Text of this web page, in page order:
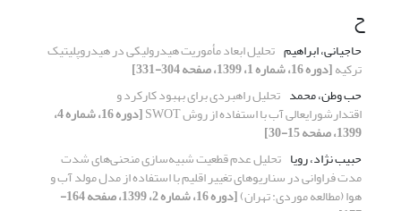
ح
حاجیانی، ابراهیم تحلیل ابعاد مأموریت هیدرولیکی در هیدروپلیتیک
ترکیه[دوره 16، شماره 1، 1399، صفحه 304-331]
حب وطن، محمد تحلیل راهبردی برای بهبود کارکرد و
اقتدارشورایعالی آب با استفاده از روش SWOT [دوره 16، شماره 4،
1399، صفحه 15-30]
حبیب نژاد، رویا تحلیل عدم قطعیت شبیه‌سازی منحنی‌های شدت
مدت فراوانی در سناریوهای تغییر اقلیم با استفاده از مدل‌ مولد آب و
هوا (مطالعه موردی: تهران) [دوره 16، شماره 2، 1399، صفحه 164-